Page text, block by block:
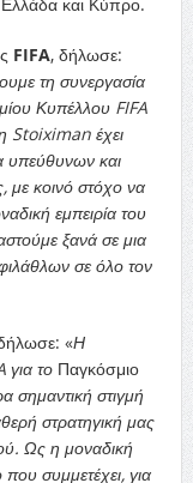
FIFA, δήλωσε:
τη συνεργασία
Κυπέλλου FIFA
Stoiximan έχει
υπεύθυνων και
με κοινό στόχο να
εμπειρία του
ξανά σε μια
σε όλο τον
«Η
για το Παγκόσμιο
σημαντική στιγμή
στρατηγική μας
Ως η μοναδική
συμμετέχει, για